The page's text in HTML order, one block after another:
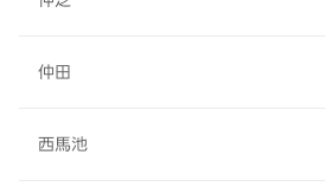
仲田
西馬池